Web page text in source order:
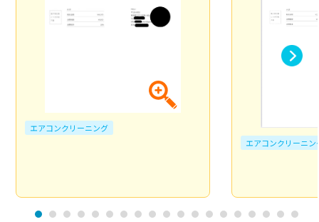
エアコンクリーニング
エアコンクリーニン